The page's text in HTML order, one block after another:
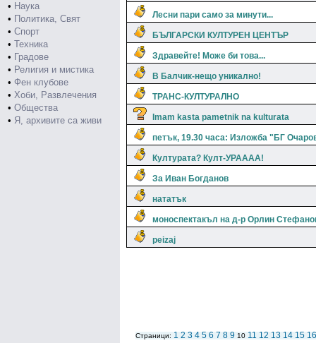
• Наука
• Политика, Свят
• Спорт
• Техника
• Градове
• Религия и мистика
• Фен клубове
• Хоби, Развлечения
• Общества
• Я, архивите са живи
Лесни пари само за минути...
БЪЛГАРСКИ КУЛТУРЕН ЦЕНТЪР
Здравейте! Може би това...
В Балчик-нещо уникално!
ТРАНС-КУЛТУРАЛНО
Imam kasta pametnik na kulturata
петък, 19.30 часа: Изложба "БГ
Културата? Култ-УРАААА!
За Иван Богданов
нататък
моноспектакъл на д-р Орлин
peizaj
Страници: 1 2 3 4 5 6 7 8 9 10 11 12 13 14 15 16